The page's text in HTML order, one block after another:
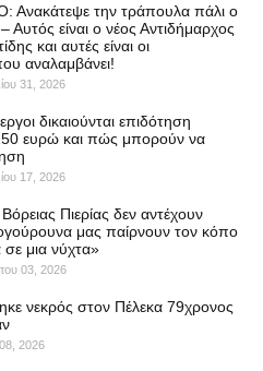
Ανακάτεψε την τράπουλα πάλι ο
Αυτός είναι ο νέος Αντιδήμαρχος
και αυτές είναι οι
αναλαμβάνει!
31, 2026
δικαιούνται επιδότηση
ευρώ και πώς μπορούν να
17, 2026
Πιερίας δεν αντέχουν
μας παίρνουν τον κόπο
μια νύχτα»
03, 2026
νεκρός στον Πέλεκα 79χρονος
08, 2026